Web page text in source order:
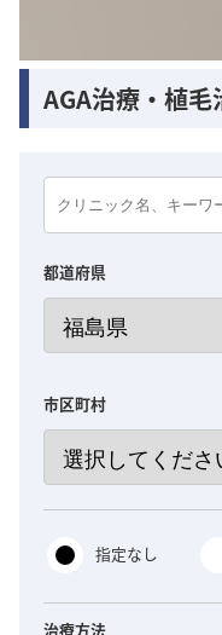
AGA治療・植
都道府県
市区町村
指定なし
治療方法